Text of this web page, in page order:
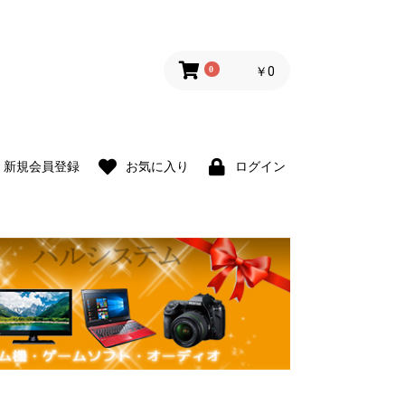
0 ￥0
新規会員登録 お気に入り ログイン